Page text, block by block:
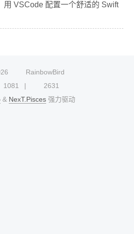
用 VSCode 配置一个舒适的 Swift
RainbowBird
1081
2631
& NexT.Pisces强力驱动